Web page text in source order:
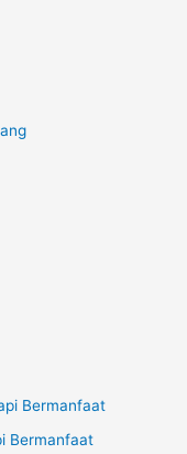
Bermanfaat
Bermanfaat